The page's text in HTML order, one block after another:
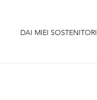
DAI MIEI SOSTENITORI